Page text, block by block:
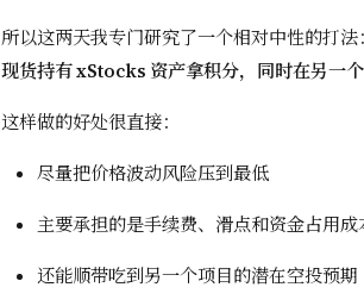
所以这两天我专门研究了一个相对中性的打法：
现货持有 xStocks 资产拿积分，同时在另一个
这样做的好处很直接：
尽量把价格波动风险压到最低
主要承担的是手续费、滑点和资金占用成
还能顺带吃到另一个项目的潜在空投预期